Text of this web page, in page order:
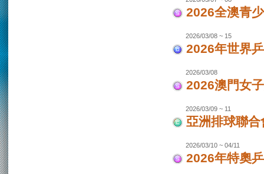
2026全澳青
2026/03/08 ~ 15
2026年世界
2026/03/08
2026澳門女
2026/03/09 ~ 11
亞洲排球聯
2026/03/10 ~ 04/11
2026年特奧